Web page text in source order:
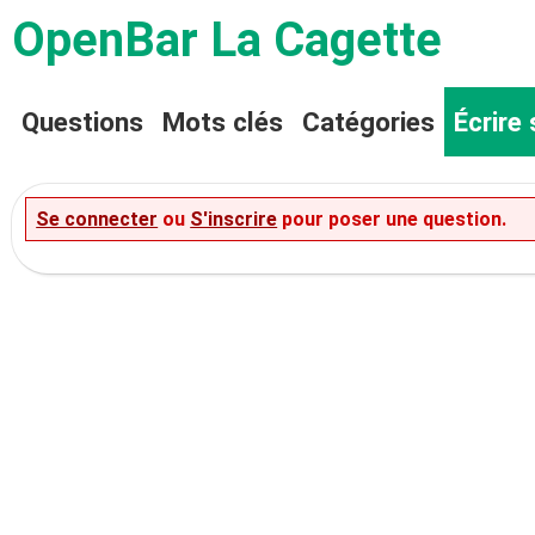
OpenBar La Cagette
Questions Mots clés Catégories Écrire
Se connecter ou S'inscrire pour poser une question.